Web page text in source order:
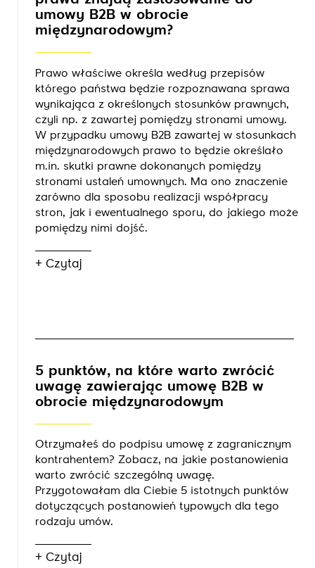
umowy B2B w obrocie
międzynarodowym?
Prawo właściwe określa według przepisów
którego państwa będzie rozpoznawana sprawa
wynikająca z określonych stosunków prawnych,
czyli np. z zawartej pomiędzy stronami umowy.
W przypadku umowy B2B zawartej w stosunkach
międzynarodowych prawo to będzie określało
m.in. skutki prawne dokonanych pomiędzy
stronami ustaleń umownych. Ma ono znaczenie
zarówno dla sposobu realizacji współpracy
stron, jak i ewentualnego sporu, do jakiego może
pomiędzy nimi dojść.
+ Czytaj
5 punktów, na które warto zwrócić
uwagę zawierając umowę B2B w
obrocie międzynarodowym
Otrzymałeś do podpisu umowę z zagranicznym
kontrahentem? Zobacz, na jakie postanowienia
warto zwrócić szczególną uwagę.
Przygotowałam dla Ciebie 5 istotnych punktów
dotyczących postanowień typowych dla tego
rodzaju umów.
+ Czytaj